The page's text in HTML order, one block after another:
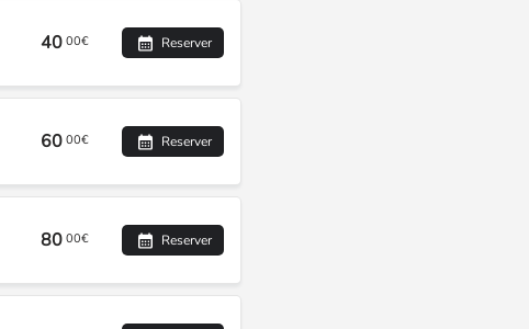
40 00€ Reserver
60 00€ Reserver
80 00€ Reserver